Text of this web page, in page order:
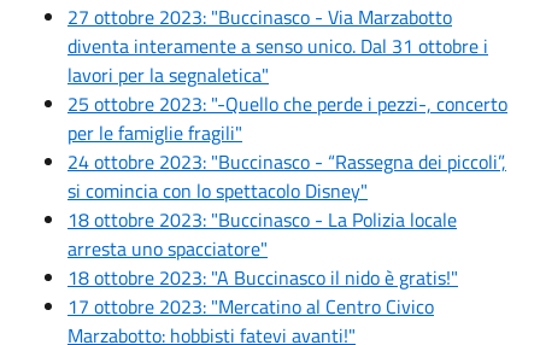
27 ottobre 2023: "Buccinasco - Via Marzabotto
diventa interamente a senso unico. Dal 31 ottobre i
lavori per la segnaletica"
25 ottobre 2023: "-Quello che perde i pezzi-, concerto
per le famiglie fragili"
24 ottobre 2023: "Buccinasco - “Rassegna dei piccoli”,
si comincia con lo spettacolo Disney"
18 ottobre 2023: "Buccinasco - La Polizia locale
arresta uno spacciatore"
18 ottobre 2023: "A Buccinasco il nido è gratis!"
17 ottobre 2023: "Mercatino al Centro Civico
Marzabotto: hobbisti fatevi avanti!"